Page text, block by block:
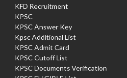
KFD Recruitment
KPSC
KPSC Answer Key
Kpsc Additional List
KPSC Admit Card
KPSC Cutoff List
KPSC Documents Verification